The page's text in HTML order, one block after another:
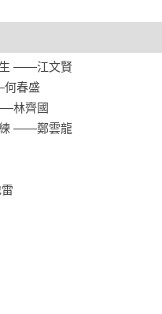
生 ——江文賢
何春盛
林齊國
練 ——鄭雲龍